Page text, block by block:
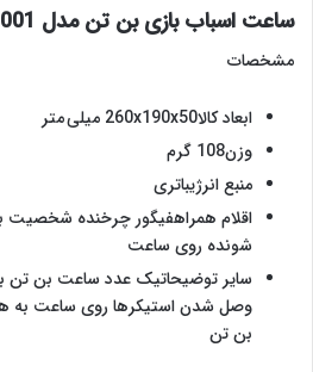
ساعت اسباب بازی بن تن مدل 001 مجموعه 4 عددی
مشخصات
ابعاد کالا260x190x50 میلی متر
وزن108 گرم
منبع انرژیباتری
اقلام همراهفیگور چرخنده شخصیت
شونده روی ساعت
سایر توضیحاتیک عدد ساعت بن تن
وصل شدن استیکرها روی ساعت به
بن تن